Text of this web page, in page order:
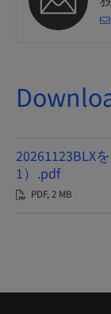
20261123BLX
1）.pdf
PDF, 2 MB